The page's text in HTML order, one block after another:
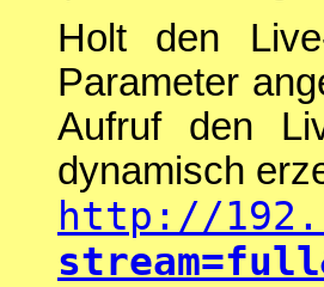
Holt den
Parameter
Aufruf den
dynamisch
http://